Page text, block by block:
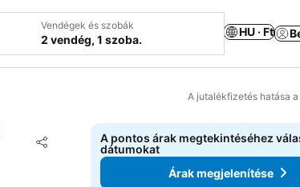
Vendégek és szobák
2 vendég, 1 szoba.
HU · Ft
A jutalékfizetés hatása
Megosztás
Hozzáadás a kedvencekhez
A pontos árak megtekintéséhez
dátumokat
Árak megjelenítése